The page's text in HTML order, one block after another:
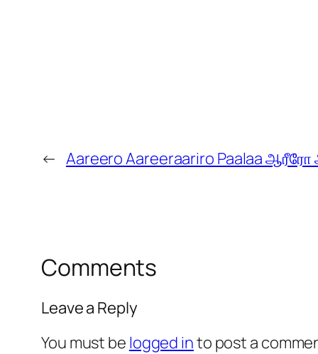
← Aareero Aareeraariro Paalaa ஆரீரோ
Comments
Leave a Reply
You must be logged into post a